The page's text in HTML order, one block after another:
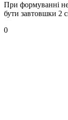
При формуванні
бути завтовшки 2
0